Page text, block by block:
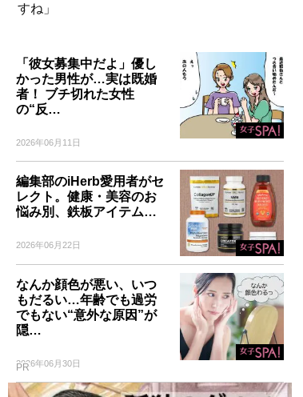
すね」
「彼女募集中だよ」優し
かった男性が…実は既婚
者！ ブチ切れた女性
の“反…
2026年06月11日
編集部のiHerb愛用者がセ
レクト。健康・美容のお
悩み別、鉄板アイテム…
2026年06月22日
なんか顔色が悪い、いつ
もだるい…年齢でも過労
でもない“意外な原因”が
隠…
2026年06月30日
PR